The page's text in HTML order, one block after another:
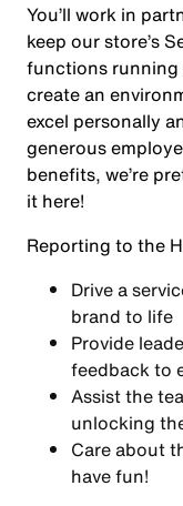
You’ll work in
keep our store’s
functions running
create an
excel personally
generous
benefits, we’re
it here!
Reporting to the
Drive a
brand to life
Provide
feedback to
Assist the
unlocking
Care about
have fun!